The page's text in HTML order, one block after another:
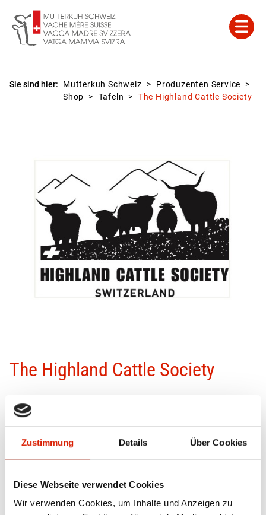
Zustimmung Details Über Cookies
Diese Webseite verwendet Cookies
Wir verwenden Cookies, um Inhalte und Anzeigen zu
Sie sind hier: Mutterkuh Schweiz
Produzenten Service
Shop
Tafeln The Highland Cattle Society
The Highland Cattle Society
CHF53.–